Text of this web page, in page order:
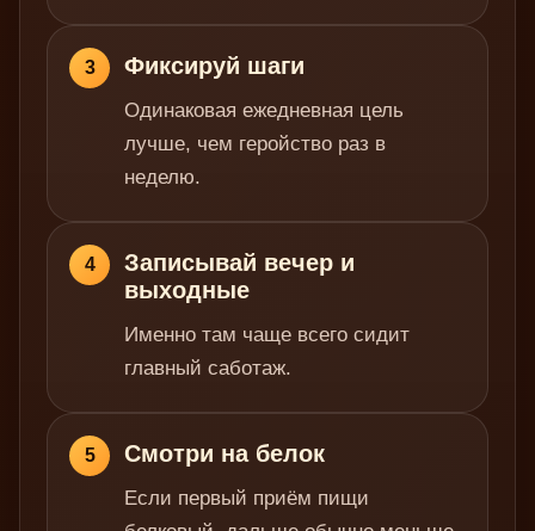
3 Фиксируй шаги
Одинаковая ежедневная цель
лучше, чем геройство раз в
неделю.
4
Записывай вечер и
выходные
Именно там чаще всего сидит
главный саботаж.
5 Смотри на белок
Если первый приём пищи